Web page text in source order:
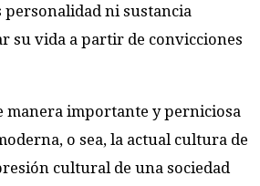
personalidad ni sustancia
su vida a partir de convicciones
manera importante y perniciosa
o sea, la actual cultura de
cultural de una sociedad